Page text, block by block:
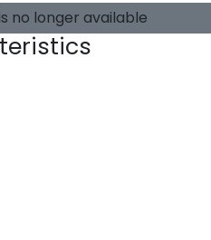
no longer available